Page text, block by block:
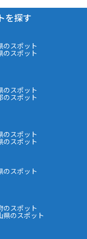
を探す
のスポット
のスポット
のスポット
のスポット
のスポット
のスポット
のスポット
のスポット
県のスポット